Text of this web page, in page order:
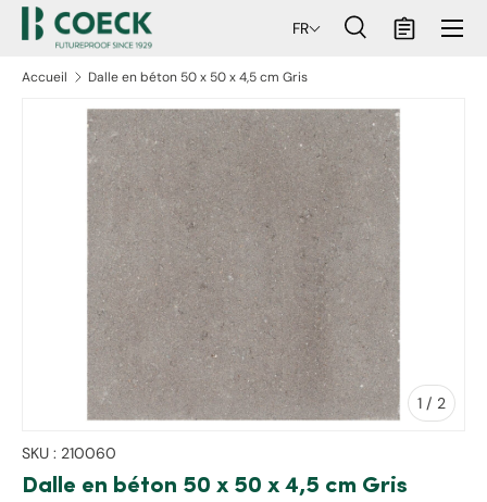
au contenu
Rechercher
FR RecherchePanier
Menu
Accueil Dalle en béton 50 x 50 x 4,5 cm Gris
informations produits
1 / de
2
SKU : 210060
Dalle en béton 50 x 50 x 4,5 cm Gris